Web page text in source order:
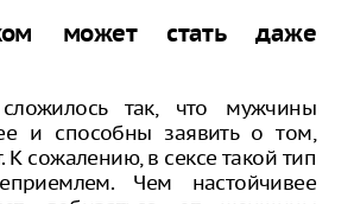
может стать даже
сложилось так, что мужчины
и способны заявить о том,
К сожалению, в сексе такой тип
Чем настойчивее